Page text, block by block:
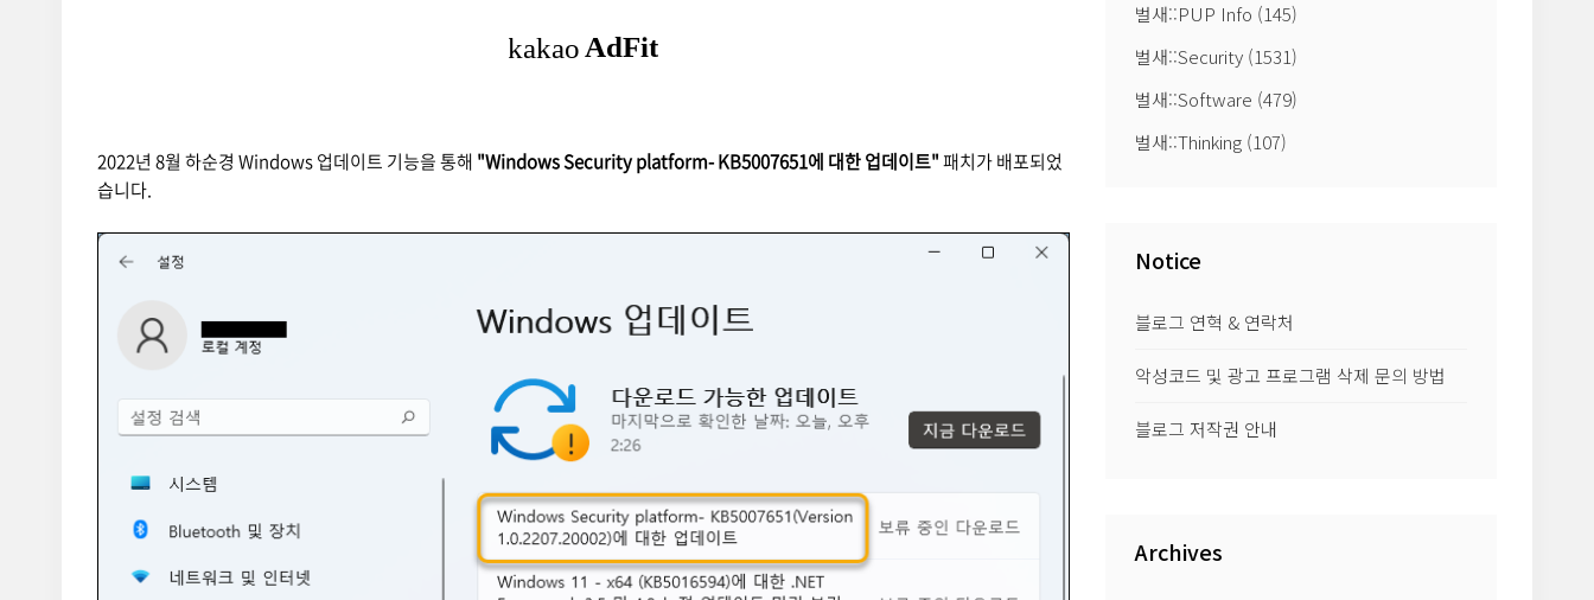
벌새::PUP Info (145)
벌새::Security (1531)
벌새::Software (479)
벌새::Thinking (107)
Notice
블로그 연혁 & 연락처
악성코드 및 광고 프로그램 삭제 문의 방법
블로그 저작권 안내
Archives
2022년 8월 하순경 Windows 업데이트 기능을 통해 "Windows Security platform- KB5007651에 대한 업데이트"패치가 배포되었
습니다.